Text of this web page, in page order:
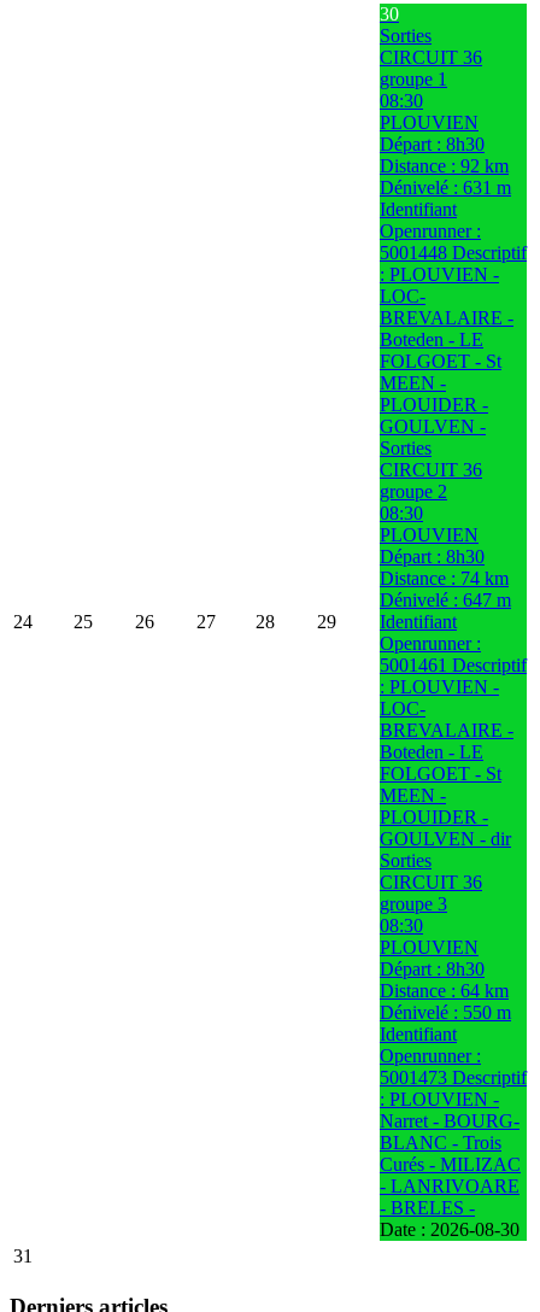
24 25 26 27 28 29
30
Sorties
CIRCUIT 36
groupe 1
08:30
PLOUVIEN
Départ : 8h30
Distance : 92 km
Dénivelé : 631 m
Identifiant
Openrunner :
5001448 Descriptif
: PLOUVIEN -
LOC-
BREVALAIRE -
Boteden - LE
FOLGOET - St
MEEN -
PLOUIDER -
GOULVEN -
Sorties
CIRCUIT 36
groupe 2
08:30
PLOUVIEN
Départ : 8h30
Distance : 74 km
Dénivelé : 647 m
Identifiant
Openrunner :
5001461 Descriptif
: PLOUVIEN -
LOC-
BREVALAIRE -
Boteden - LE
FOLGOET - St
MEEN -
PLOUIDER -
GOULVEN - dir
Sorties
CIRCUIT 36
groupe 3
08:30
PLOUVIEN
Départ : 8h30
Distance : 64 km
Dénivelé : 550 m
Identifiant
Openrunner :
5001473 Descriptif
: PLOUVIEN -
Narret - BOURG-
BLANC - Trois
Curés - MILIZAC
- LANRIVOARE
- BRELES -
Date : 2026-08-30
31
Derniers articles